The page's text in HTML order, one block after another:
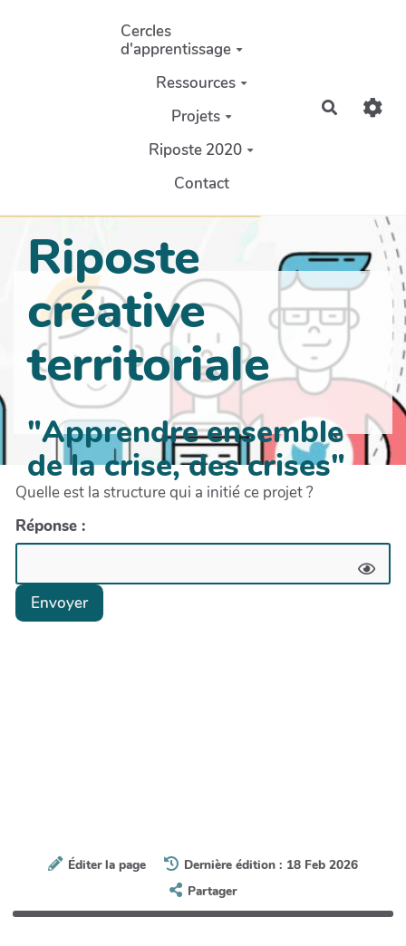
Aller au contenu principal
Cercles
d'apprentissage
Ressources
Projets
Riposte 2020
Contact
Riposte
créative
territoriale
"Apprendre ensemble
de la crise, des crises"
Quelle est la structure qui a initié ce projet ?
Réponse :
Envoyer
Éditer la page
Dernière édition : 18 Feb 2026
Partager